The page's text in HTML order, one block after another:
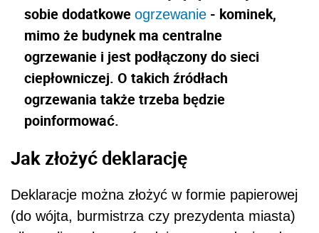
sobie dodatkowe ogrzewanie- kominek,
mimo że budynek ma centralne
ogrzewanie i jest podłączony do sieci
ciepłowniczej. O takich źródłach
ogrzewania także trzeba będzie
poinformować.
Jak złożyć deklarację
Deklaracje można złożyć w formie papierowej
(do wójta, burmistrza czy prezydenta miasta)